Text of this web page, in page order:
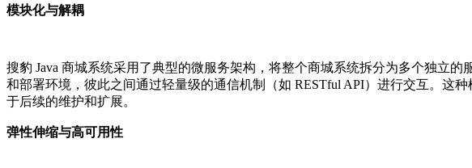
模块化与解耦
搜豹 Java 商城系统采用了典型的微服务架构，将整个商城系统拆分为多个独立
和部署环境，彼此之间通过轻量级的通信机制（如 RESTful API）进行交互。这
于后续的维护和扩展。
弹性伸缩与高可用性